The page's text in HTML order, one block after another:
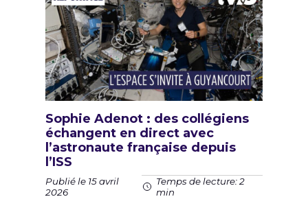
Sophie Adenot : des collégiens
échangent en direct avec
l’astronaute française depuis
l’ISS
Publié le 15 avril
2026
Temps de lecture: 2
min